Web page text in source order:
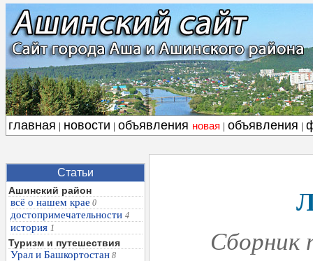
главная новости объявления новая объявления
Статьи
Ашинский район
всё о нашем крае 0
достопримечательности 4
история 1
Туризм и путешествия
Урал и Башкортостан 8 Сборник